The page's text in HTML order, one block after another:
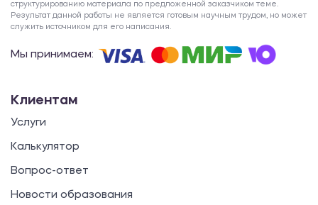
структурированию материала по предложенной заказчиком теме.
Результат данной работы не является готовым научным трудом, но может
служить источником для его написания.
Мы принимаем:
Клиентам
Услуги
Калькулятор
Вопрос-ответ
Новости образования